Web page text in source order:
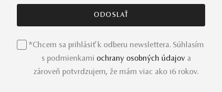
*Chcem sa prihlásiť k odberu newslettera. Súhlasím
s podmienkami ochrany osobných údajov a
zároveň potvrdzujem, že mám viac ako 16 rokov.